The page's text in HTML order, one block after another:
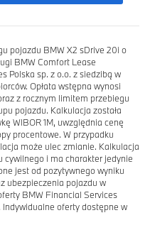
pojazdu BMW X2 sDrive 20i o
BMW Comfort Lease
Polska sp. z o.o. z siedzibą w
Opłata wstępna wynosi
z rocznym limitem przebiegu
pojazdu. Kalkulacja została
WIBOR 1M, uwzględnia cenę
procentowe. W przypadku
może ulec zmianie. Kalkulacja
cywilnego i ma charakter jedynie
jest od pozytywnego wyniku
ubezpieczenia pojazdu w
BMW Financial Services
Indywidualne oferty dostępne w